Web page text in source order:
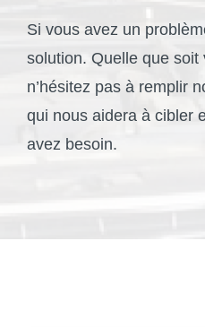
ZF PARTNER
Devis en ligne
Si vous avez un
solution. Quelle que soit
n’hésitez pas à remplir
qui nous aidera à cibler
avez besoin.